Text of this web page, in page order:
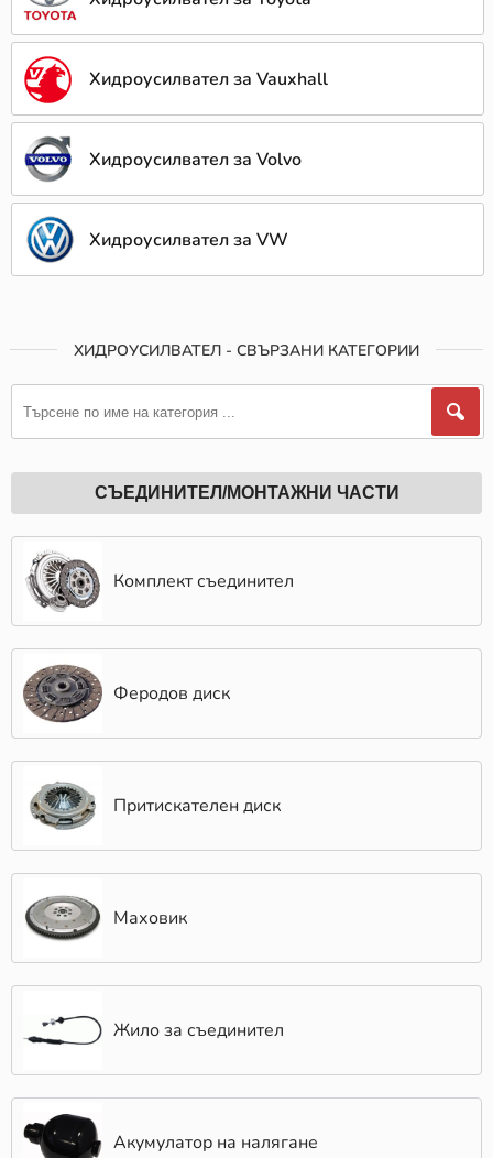
Хидроусилвател за Vauxhall
Хидроусилвател за Volvo
Хидроусилвател за VW
ХИДРОУСИЛВАТЕЛ - СВЪРЗАНИ КАТЕГОРИИ
СЪЕДИНИТЕЛ/МОНТАЖНИ ЧАСТИ
Комплект съединител
Феродов диск
Притискателен диск
Маховик
Жило за съединител
Акумулатор на налягане